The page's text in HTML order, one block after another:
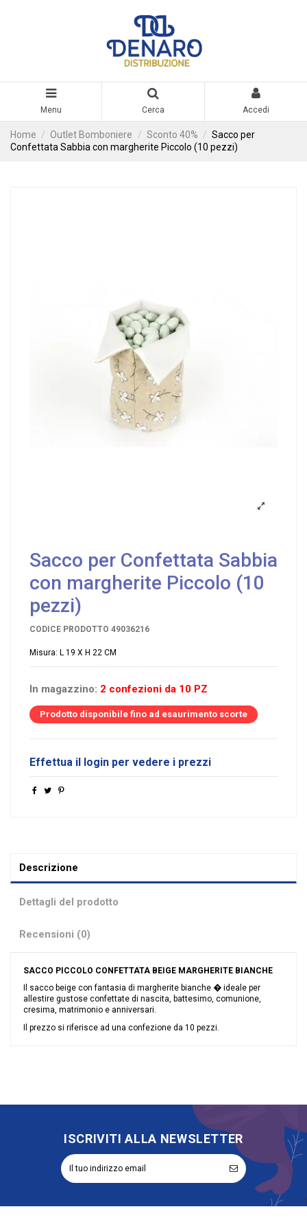
Menu Cerca Accedi
Home Outlet Bomboniere Sconto 40%
Sacco per
Confettata Sabbia con margherite Piccolo (10 pezzi)
Sacco per Confettata Sabbia
con margherite Piccolo (10
pezzi)
CODICE PRODOTTO 49036216
Misura: L 19 X H 22 CM
In magazzino: 2 confezioni da 10 PZ
Prodotto disponibile fino ad esaurimento scorte
Effettua il login per vedere i prezzi
Descrizione
Dettagli del prodotto
Recensioni (0)
SACCO PICCOLO CONFETTATA BEIGE MARGHERITE BIANCHE
Il sacco beige con fantasia di margherite bianche � ideale per
allestire gustose confettate di nascita, battesimo, comunione,
cresima, matrimonio e anniversari.
Il prezzo si riferisce ad una confezione da 10 pezzi.
ISCRIVITI ALLA NEWSLETTER